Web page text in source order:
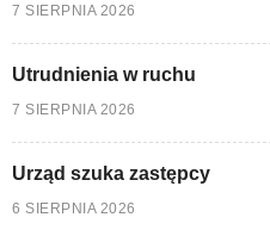
7 SIERPNIA 2026
Utrudnienia w ruchu
7 SIERPNIA 2026
Urząd szuka zastępcy
6 SIERPNIA 2026